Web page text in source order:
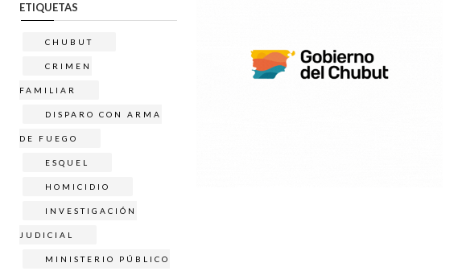
ETIQUETAS
CHUBUT
CRIMEN
FAMILIAR
DISPARO CON ARMA
DE FUEGO
ESQUEL
HOMICIDIO
INVESTIGACIÓN
JUDICIAL
MINISTERIO PÚBLICO